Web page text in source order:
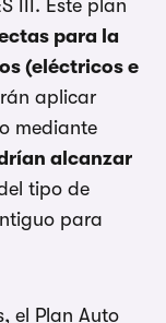
III. Este plan
para la
(eléctricos e
aplicar
mediante
alcanzar
tipo de
para
el Plan Auto